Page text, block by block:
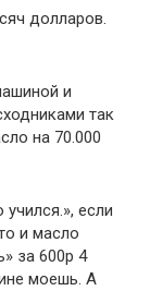
долларов.
и
так
на 70.000
если
и масло
за 600р 4
моешь. А